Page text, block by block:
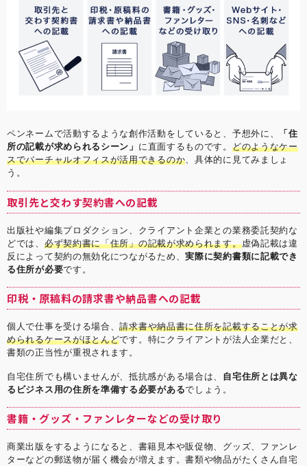
ペンネームで活動するような創作活動をしていると、予想外に、
「住
所の記載が求められるシーン」 に直面するものです。 どのようなケー
スでバーチャルオフィスが活用できるのか、具体的に見てみましょ
う。
取引先と交わす契約書への記載
出版社や編集プロダクション、クライアント企業との業務委託契約な
どでは、 必ず契約書に「住所」の記載が求められます。虚偽記載は違
反によって契約の無効化につながるため、実際に契約書類に記載でき
る住所が必要です。
印税・原稿料の請求書や納品書への記載
個人で仕事を受ける場合、請求書や納品書に住所を記載することが求
められるケースがほとんどです。特にクライアントが法人企業だと、
書類の正当性が重視されます。
自宅住所でも構いませんが、抵抗感がある場合は、 自宅住所とは異な
るビジネス用の住所を準備する必要があるでしょう。
書籍・グッズ・ファンレターなどの受け取り
商業出版をするようになると、書籍見本や販促物、グッズ、ファンレ
ターなどの郵送物が届く機会が増えます。書類や物品がたくさん自宅